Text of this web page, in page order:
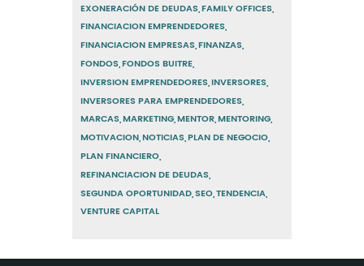
EXONERACIÓN DE DEUDAS FAMILY OFFICES
FINANCIACION EMPRENDEDORES
FINANCIACION EMPRESAS FINANZAS
FONDOS FONDOS BUITRE
INVERSION EMPRENDEDORES INVERSORES
INVERSORES PARA EMPRENDEDORES
MARCAS MARKETING MENTOR MENTORING
MOTIVACION NOTICIAS PLAN DE NEGOCIO
PLAN FINANCIERO
REFINANCIACION DE DEUDAS
SEGUNDA OPORTUNIDAD SEO TENDENCIA
VENTURE CAPITAL